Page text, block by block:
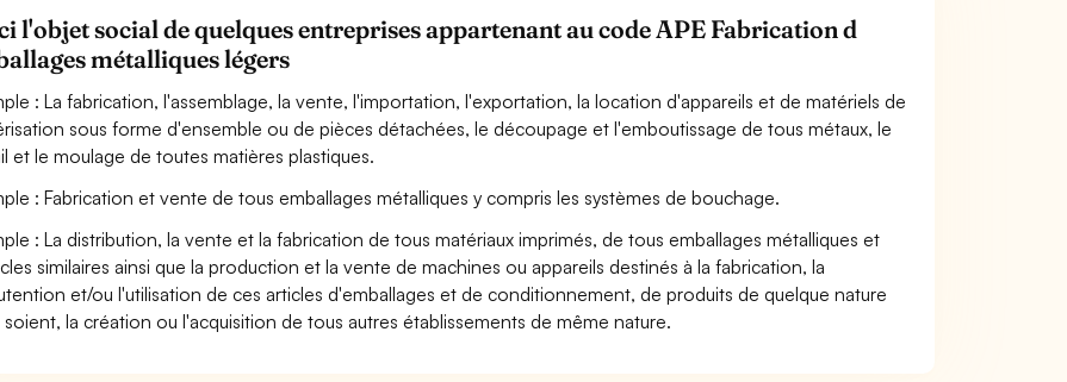
l'objet social de quelques entreprises appartenant au code APE Fabrication d
métalliques légers
: La fabrication, l'assemblage, la vente, l'importation, l'exportation, la location d'appareils et de matériels de
sous forme d'ensemble ou de pièces détachées, le découpage et l'emboutissage de tous métaux, le
et le moulage de toutes matières plastiques.
: Fabrication et vente de tous emballages métalliques y compris les systèmes de bouchage.
: La distribution, la vente et la fabrication de tous matériaux imprimés, de tous emballages métalliques et
similaires ainsi que la production et la vente de machines ou appareils destinés à la fabrication, la
et/ou l'utilisation de ces articles d'emballages et de conditionnement, de produits de quelque nature
soient, la création ou l'acquisition de tous autres établissements de même nature.